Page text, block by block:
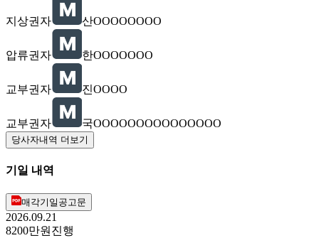
지상권자 산OOOOOOOO
압류권자 한OOOOOOO
교부권자 진OOOO
교부권자 국OOOOOOOOOOOOOOO
당사자내역 더보기
기일 내역
매각기일공고문
2026.09.21
8200만원 진행